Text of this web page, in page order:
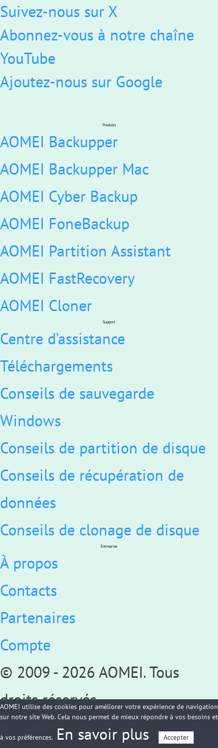
Suivez-nous sur X
Abonnez-vous à notre chaîne
YouTube
Ajoutez-nous sur Google
Produits
AOMEI Backupper
AOMEI Backupper Mac
AOMEI Cyber Backup
AOMEI FoneBackup
AOMEI Partition Assistant
AOMEI FastRecovery
AOMEI Cloner
Support
Centre d’assistance
Téléchargements
Conseils de sauvegarde
Windows
Conseils de partition de disque
Conseils de récupération de
données
Conseils de clonage de disque
Entreprise
À propos
Contacts
Partenaires
Compte
© 2009 - 2026 AOMEI. Tous
droits réservés.
Politique de confidentialité|
AOMEI utilise des cookies pour améliorer votre expérience de navigation
sur notre site Web. Cela nous permet de mieux répondre à vos besoins et
à vos préférences. En savoir plus Accepter